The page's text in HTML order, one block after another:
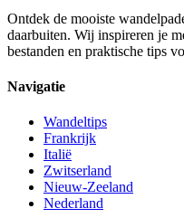
Ontdek de mooiste
daarbuiten. Wij inspireren je
bestanden en praktische tips
Navigatie
Wandeltips
Frankrijk
Italië
Zwitserland
Nieuw-Zeeland
Nederland